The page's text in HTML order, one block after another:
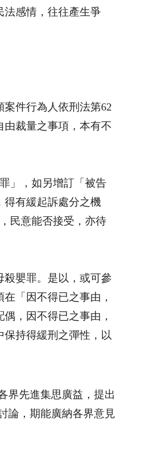
法感情，往往產生爭
件行為人依刑法第62
裁量之事項，本有不
」，如另增訂「被告
得有緩起訴處分之機
民意能否接受，亦待
殺嬰罪。是以，或可參
「因不得已之事由，
，因不得已之事由，
持得緩刑之彈性，以
界先進集思廣益，提出
論，期能廣納各界意見